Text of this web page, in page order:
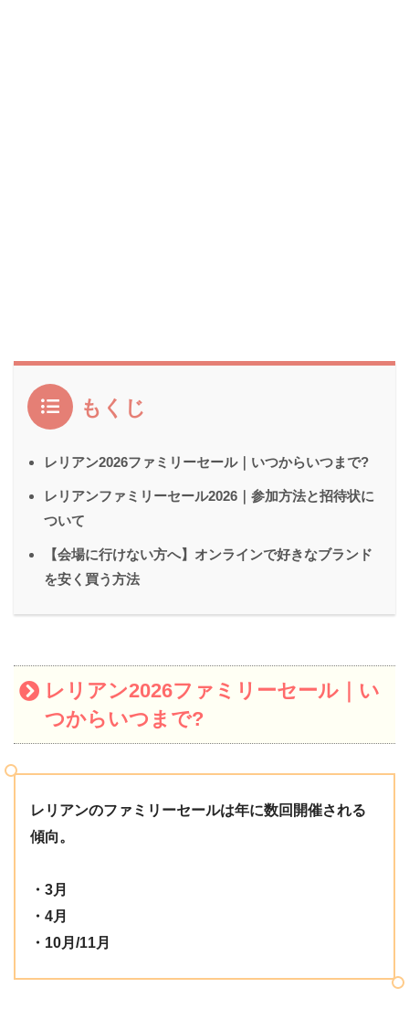
もくじ
レリアン2026ファミリーセール｜いつからいつまで?
レリアンファミリーセール2026｜参加方法と招待状に
ついて
【会場に行けない方へ】オンラインで好きなブランド
を安く買う方法
レリアン2026ファミリーセール｜い
つからいつまで?
レリアンのファミリーセールは年に数回開催される
傾向。
・3月
・4月
・10月/11月